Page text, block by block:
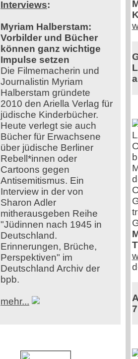
Interviews:
Myriam Halberstam:
Vorbilder und Bücher
können ganz wichtige
Impulse setzen
Die Filmemacherin und
Journalistin Myriam
Halberstam gründete
2010 den Ariella Verlag für
jüdische Kinderbücher.
Heute verlegt sie auch
Bücher für Erwachsene
über jüdische Berliner
Rebell*innen oder
Cartoons gegen
Antisemitismus. Ein
Interview in der von
Sharon Adler
mitherausgeben Reihe
"Jüdinnen nach 1945 in
Deutschland.
Erinnerungen, Brüche,
Perspektiven" im
Deutschland Archiv der
bpb.
mehr...